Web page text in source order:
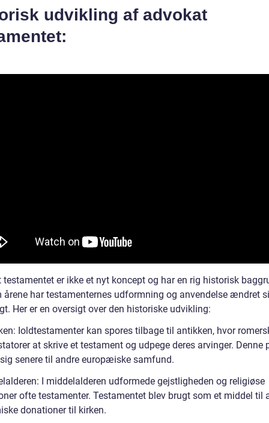
udvikling af advokat
testamentet er ikke et nyt koncept og har en rig historisk
årene har testamenternes udformning og anvendelse ændret
Her er en oversigt over den historiske udvikling:
Ioldtestamenter kan spores tilbage til antikken, hvor
at skrive et testament og udpege deres arvinger. Denne
senere til andre europæiske samfund.
I middelalderen udformede gejstligheden og religiøse
ofte testamenter. Testamentet blev brugt som et middel til
donationer til kirken.